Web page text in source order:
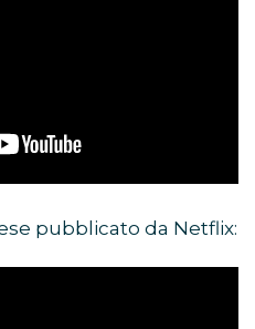
pubblicato da Netflix: